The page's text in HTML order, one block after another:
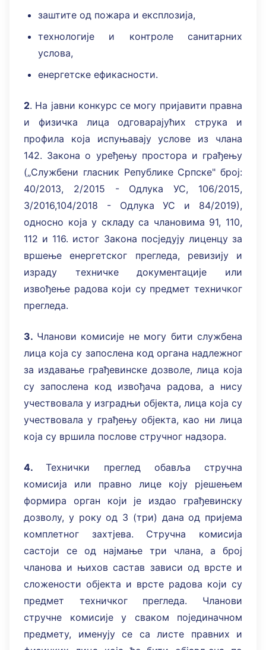
заштите од пожара и експлозија,
технологије и контроле санитарних
услова,
енергетске ефикасности.
2. На јавни конкурс се могу пријавити правна
и физичка лица одговарајућих струка и
профила која испуњавају услове из члана
142. Закона о уређењу простора и грађењу
(„Службени гласник Републике Српске" број:
40/2013, 2/2015 - Одлука УС, 106/2015,
3/2016,104/2018 - Одлука УС и 84/2019),
односно која у складу са члановима 91, 110,
112 и 116. истог Закона посједују лиценцу за
вршење енергетског прегледа, ревизију и
израду техничке документације или
извођење радова који су предмет техничког
прегледа.
3. Чланови комисије не могу бити службена
лица која су запослена код органа надлежног
за издавање грађевинске дозволе, лица која
су запослена код извођача радова, а нису
учествовала у изградњи објекта, лица која су
учествовала у грађењу објекта, као ни лица
која су вршила послове стручног надзора.
4.
Технички преглед обавља стручна
комисија или правно лице коју рјешењем
формира орган који је издао грађевинску
дозволу, у року од 3 (три) дана од пријема
комплетног захтјева. Стручна комисија
састоји се од најмање три члана, а број
чланова и њихов састав зависи од врсте и
сложености објекта и врсте радова који су
предмет техничког прегледа. Чланови
стручне комисије у сваком појединачном
предмету, именују се са листе правних и